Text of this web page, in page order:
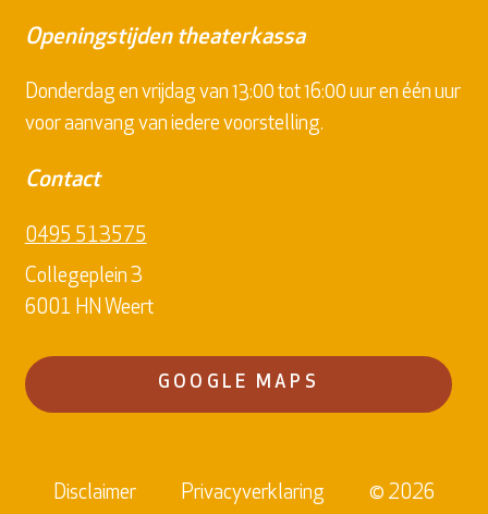
Openingstijden theaterkassa
Donderdag en vrijdag van 13:00 tot 16:00 uur en één uur
voor aanvang van iedere voorstelling.
Contact
0495 513575
Collegeplein 3
6001 HN Weert
GOOGLE MAPS
Disclaimer Privacyverklaring © 2026